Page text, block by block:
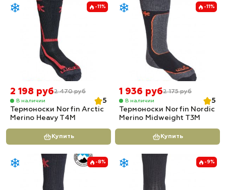
-11%
2 198 руб2 470 руб
В наличии
5
Термоноски Norfin Arctic
Merino Heavy T4M
Купить
-11%
1 936 руб2 175 руб
В наличии
5
Термоноски Norfin Nordic
Merino Midweight T3M
Купить
-8% -9%